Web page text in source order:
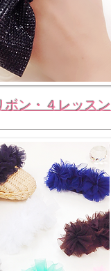
ボン・４レッスン